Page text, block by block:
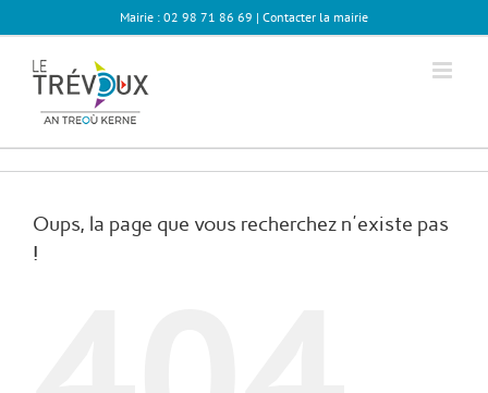
au
Mairie : 02 98 71 86 69 | Contacter la mairie
Oups, la page que vous recherchez n'existe pas
!